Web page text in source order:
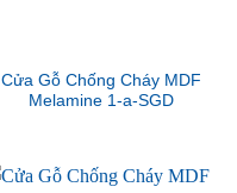
Cửa Gỗ Chống Cháy MDF
Melamine 1-a-SGD